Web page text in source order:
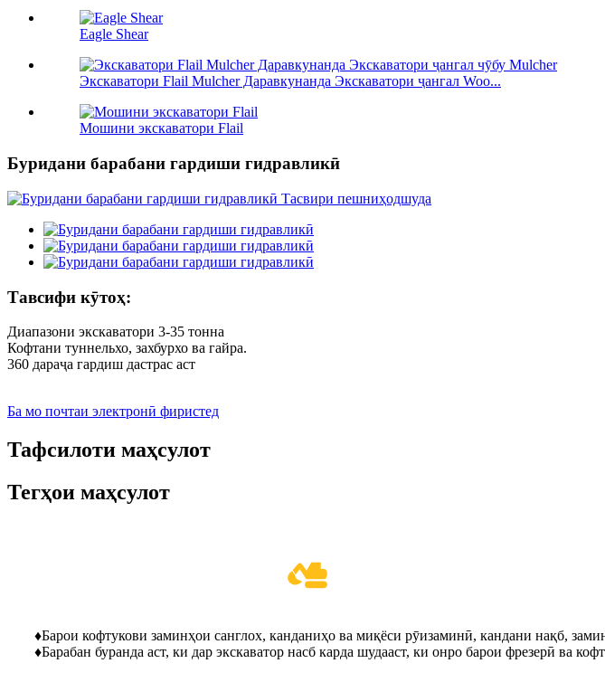
Eagle Shear
Экскаватори Flail Mulcher Даравкунанда Экскаватори ҷангал Woo...
Мошини экскаватори Flail
Буридани барабани гардиши гидравликӣ
Тавсифи кӯтоҳ:
Диапазони экскаватори 3-35 тонна
Кофтани туннельхо, захбурхо ва гайра.
360 дараҷа гардиш дастрас аст
Ба мо почтаи электронӣ фиристед
Тафсилоти маҳсулот
Тегҳои маҳсулот
♦Барои кофтукови заминҳои санглох, канданиҳо ва миқёси рӯизаминӣ, кандани нақб,
♦Барабан буранда аст, ки дар экскаватор насб карда шудааст, ки онро барои фрезерӣ ва